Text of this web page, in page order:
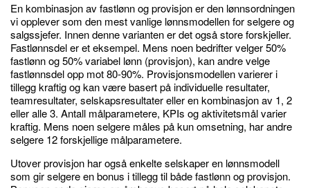
En kombinasjon av fastlønn og provisjon er den lønnsordningen
vi opplever som den mest vanlige lønnsmodellen for selgere og
salgssjefer. Innen denne varianten er det også store forskjeller.
Fastlønnsdel er et eksempel. Mens noen bedrifter velger 50%
fastlønn og 50% variabel lønn (provisjon), kan andre velge
fastlønnsdel opp mot 80-90%. Provisjonsmodellen varierer i
tillegg kraftig og kan være basert på individuelle resultater,
teamresultater, selskapsresultater eller en kombinasjon av 1, 2
eller alle 3. Antall målparametere, KPIs og aktivitetsmål varier
kraftig. Mens noen selgere måles på kun omsetning, har andre
selgere 12 forskjellige målparametere.
Utover provisjon har også enkelte selskaper en lønnsmodell
som gir selgere en bonus i tillegg til både fastlønn og provisjon.